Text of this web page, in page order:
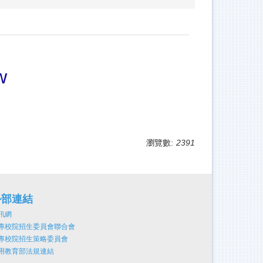
瀏覽數: 2391
連結
網
校院招生委員會聯合會
校院招生策略委員會
教育部法規連結